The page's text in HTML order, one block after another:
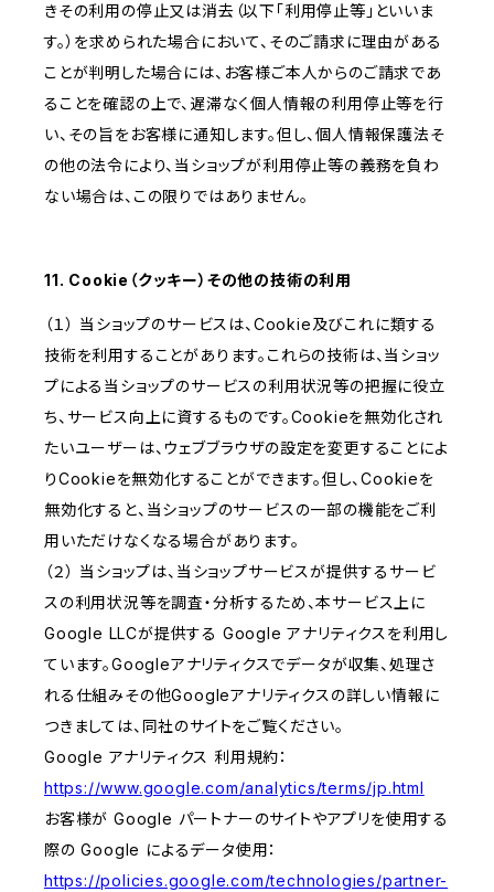
きその利用の停止又は消去（以下「利用停止等」といいま
す。）を求められた場合において、そのご請求に理由がある
ことが判明した場合には、お客様ご本人からのご請求であ
ることを確認の上で、遅滞なく個人情報の利用停止等を行
い、その旨をお客様に通知します。但し、個人情報保護法そ
の他の法令により、当ショップが利用停止等の義務を負わ
ない場合は、この限りではありません。
11. Cookie（クッキー）その他の技術の利用
（１） 当ショップのサービスは、Cookie及びこれに類する
技術を利用することがあります。これらの技術は、当ショッ
プによる当ショップのサービスの利用状況等の把握に役立
ち、サービス向上に資するものです。Cookieを無効化され
たいユーザーは、ウェブブラウザの設定を変更することによ
りCookieを無効化することができます。但し、Cookieを
無効化すると、当ショップのサービスの一部の機能をご利
用いただけなくなる場合があります。
（２） 当ショップは、当ショップサービスが提供するサービ
スの利用状況等を調査・分析するため、本サービス上に
Google LLCが提供する Google アナリティクスを利用し
ています。Googleアナリティクスでデータが収集、処理さ
れる仕組みその他Googleアナリティクスの詳しい情報に
つきましては、同社のサイトをご覧ください。
Google アナリティクス 利用規約：
https://www.google.com/analytics/terms/jp.html
お客様が Google パートナーのサイトやアプリを使用する
際の Google によるデータ使用：
https://policies.google.com/technologies/partner-